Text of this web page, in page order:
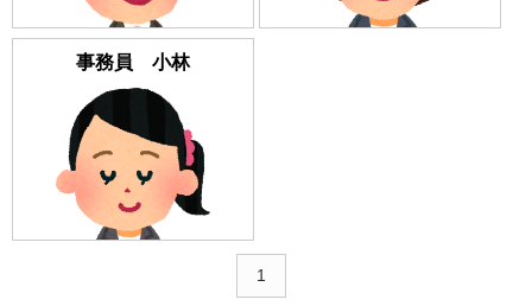
事務員 小林
1